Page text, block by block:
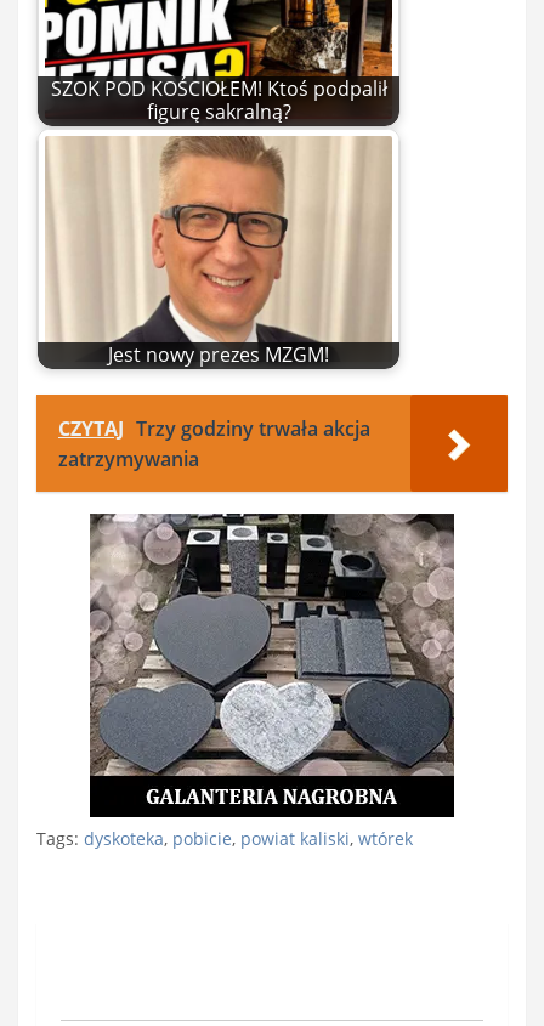
SZOK POD KOŚCIOŁEM! Ktoś podpalił
figurę sakralną?
Jest nowy prezes MZGM!
CZYTAJ Trzy godziny trwała akcja
zatrzymywania
Tags: dyskoteka, pobicie, powiat kaliski, wtórek